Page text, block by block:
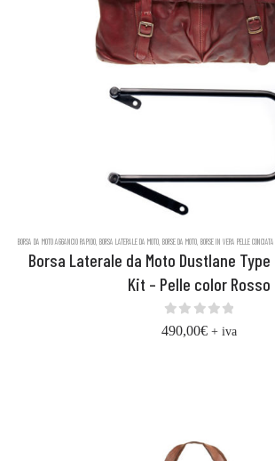
BORSA DA MOTO AGGANCIO RAPIDO BORSA LATERALE DA MOTO BORSE DA MOTO BORSE IN VERA PELLE
Borsa Laterale da Moto Dustlane Type
Kit – Pelle color Rosso
0out of 5
490,00€ + iva